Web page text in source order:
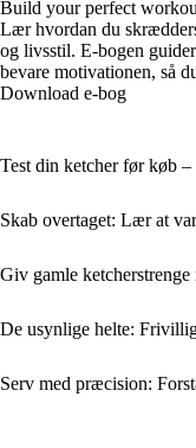
Build your perfect
Lær hvordan du
og livsstil. E-bogen
bevare motivationen, så
Download e-bog
Test din ketcher før køb
Skab overtaget: Lær at
Giv gamle
De usynlige helte:
Serv med præcision: